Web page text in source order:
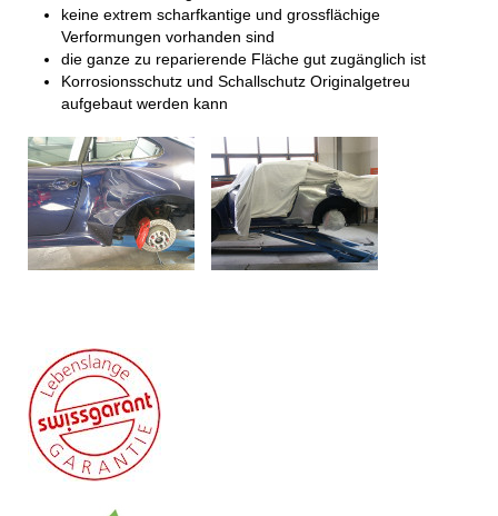
keine extrem scharfkantige und grossflächige
Verformungen vorhanden sind
die ganze zu reparierende Fläche gut zugänglich ist
Korrosionsschutz und Schallschutz Originalgetreu
aufgebaut werden kann